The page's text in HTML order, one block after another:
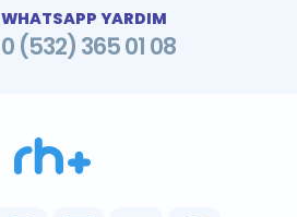
WHATSAPP YARDIM
0 (532) 365 01 08